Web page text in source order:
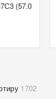
(57.0
1702